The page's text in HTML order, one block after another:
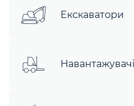
Екскаватори
Навантажувачі